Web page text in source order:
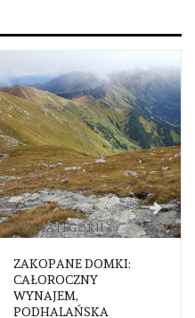
BEZ KATEGORII
ZAKOPANE DOMKI:
CAŁOROCZNY
WYNAJEM,
PODHALAŃSKA